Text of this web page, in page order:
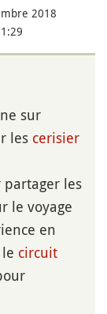
2018
sur
les cerisier
les
le voyage
en
circuit